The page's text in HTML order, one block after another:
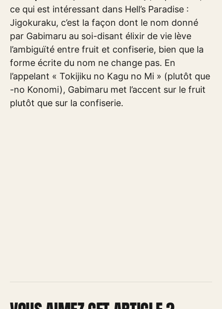
ce qui est intéressant dans Hell’s Paradise :
Jigokuraku, c’est la façon dont le nom donné
par Gabimaru au soi-disant élixir de vie lève
l’ambiguïté entre fruit et confiserie, bien que la
forme écrite du nom ne change pas. En
l’appelant « Tokijiku no Kagu no Mi » (plutôt que
-no Konomi), Gabimaru met l’accent sur le fruit
plutôt que sur la confiserie.